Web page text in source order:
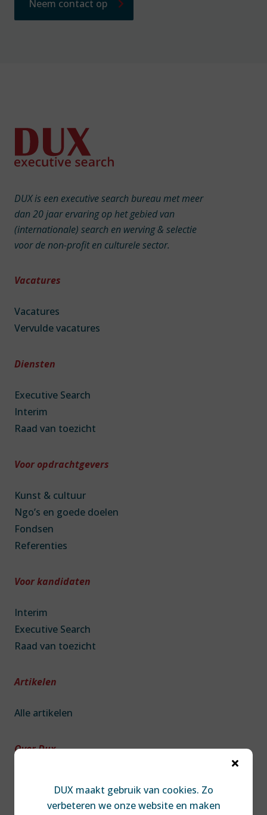
Neem contact op
DUX is een executive search bureau met meer
dan 20 jaar ervaring op het gebied van
(internationale) search en werving & selectie
voor de non-profit en culturele sector.
Vacatures
Vacatures
Vervulde vacatures
Diensten
Executive Search
Interim
Raad van toezicht
Voor opdrachtgevers
Kunst & cultuur
Ngo’s en goede doelen
Fondsen
Referenties
Voor kandidaten
Interim
Executive Search
Raad van toezicht
Artikelen
Alle artikelen
Over Dux

DUX maakt gebruik van cookies. Zo
verbeteren we onze website en maken